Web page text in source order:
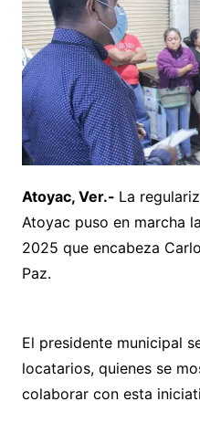
Atoyac, Ver.- La
Atoyac puso en marcha
2025 que encabeza
Paz.
El presidente municipal
locatarios, quienes se
colaborar con esta